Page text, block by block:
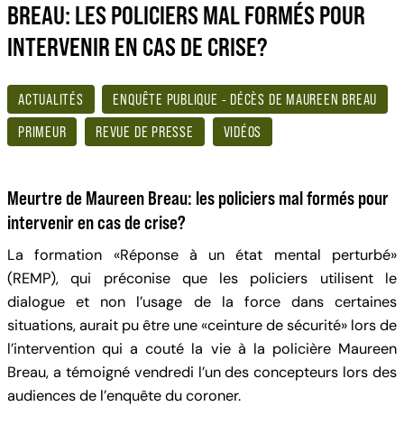
ACTUALITÉS
ENQUÊTE PUBLIQUE - DÉCÈS DE MAUREEN BREAU
PRIMEUR
REVUE DE PRESSE VIDÉOS
BREAU: LES POLICIERS MAL FORMÉS POUR
INTERVENIR EN CAS DE CRISE?
Meurtre de Maureen Breau: les policiers mal formés pour
intervenir en cas de crise?
La formation «Réponse à un état mental perturbé»
(REMP), qui préconise que les policiers utilisent le
dialogue et non l’usage de la force dans certaines
situations, aurait pu être une «ceinture de sécurité» lors de
l’intervention qui a couté la vie à la policière Maureen
Breau, a témoigné vendredi l’un des concepteurs lors des
audiences de l’enquête du coroner.